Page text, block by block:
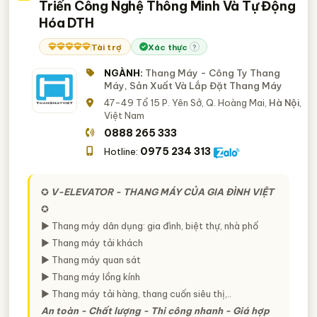
Triển Công Nghệ Thông Minh Và Tự Động
Hóa DTH
Tài trợ Xác thực ?
NGÀNH: Thang Máy - Công Ty Thang
Máy, Sản Xuất Và Lắp Đặt Thang Máy
47-49 Tổ 15 P. Yên Sở, Q. Hoàng Mai, Hà Nội,
Việt Nam
0888 265 333
Hotline: 0975 234 313
✪ V-ELEVATOR - THANG MÁY CỦA GIA ĐÌNH VIỆT
✪
► Thang máy dân dụng: gia đình, biệt thự, nhà phố
► Thang máy tải khách
► Thang máy quan sát
► Thang máy lồng kính
► Thang máy tải hàng, thang cuốn siêu thị,..
An toàn - Chất lượng - Thi công nhanh - Giá hợp